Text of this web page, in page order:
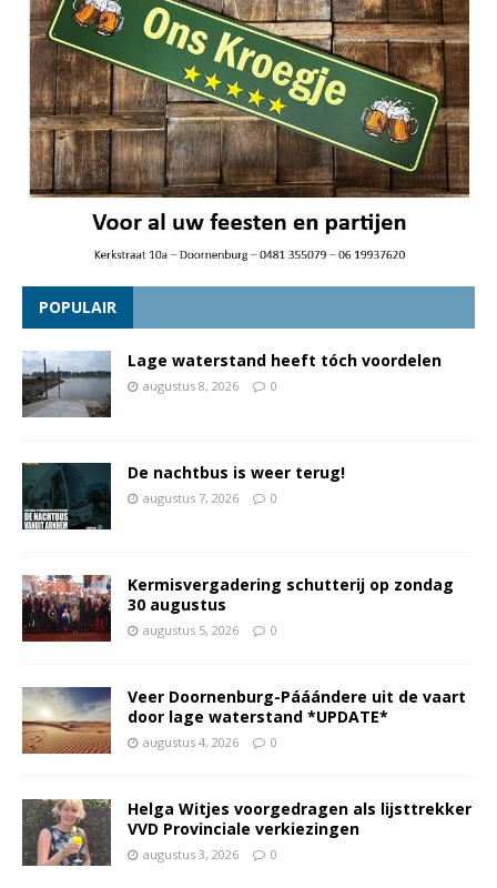
POPULAIR
Lage waterstand heeft tóch voordelen
augustus 8, 2026 0
De nachtbus is weer terug!
augustus 7, 2026 0
Kermisvergadering schutterij op zondag
30 augustus
augustus 5, 2026 0
Veer Doornenburg-Pááándere uit de vaart
door lage waterstand *UPDATE*
augustus 4, 2026 0
Helga Witjes voorgedragen als lijsttrekker
VVD Provinciale verkiezingen
augustus 3, 2026 0